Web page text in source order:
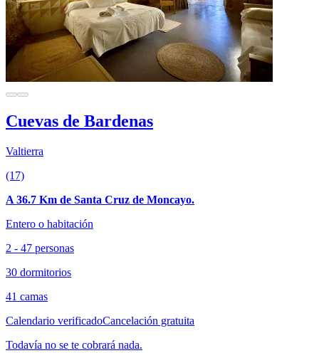
Cuevas de Bardenas
Valtierra
(17)
A 36.7 Km de Santa Cruz de Moncayo.
Entero o habitación
2 - 47 personas
30 dormitorios
41 camas
Calendario verificadoCancelación gratuita
Todavía no se te cobrará nada.